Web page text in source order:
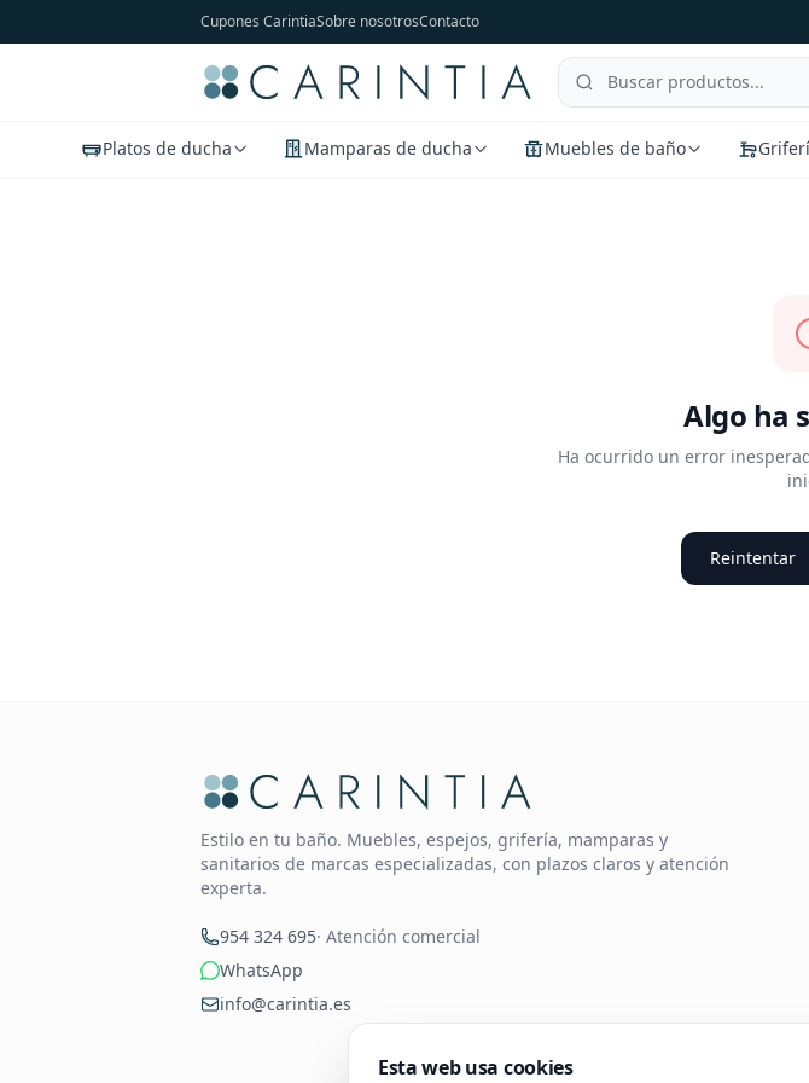
Cupones CarintiaSobre nosotrosContacto
Platos de ducha Mamparas de ducha Muebles de baño
Algo ha
Ha ocurrido un error
Reintentar
Estilo en tu baño. Muebles, espejos, grifería, mamparas y
sanitarios de marcas especializadas, con plazos claros y atención
experta.
954 324 695· Atención comercial
WhatsApp
info@carintia.es
Esta web usa cookies